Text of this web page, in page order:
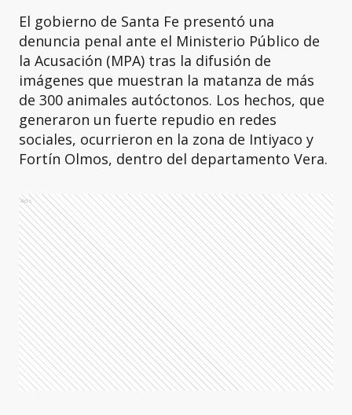
El gobierno de Santa Fe presentó una
denuncia penal ante el Ministerio Público de
la Acusación (MPA) tras la difusión de
imágenes que muestran la matanza de más
de 300 animales autóctonos. Los hechos, que
generaron un fuerte repudio en redes
sociales, ocurrieron en la zona de Intiyaco y
Fortín Olmos, dentro del departamento Vera.
Ads